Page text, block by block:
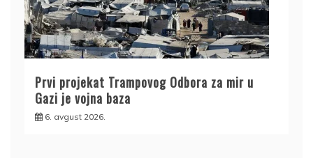
Prvi projekat Trampovog Odbora za mir u
Gazi je vojna baza
6. avgust 2026.